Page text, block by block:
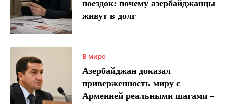
поездок: почему азербайджанцы
живут в долг
В мире
Азербайджан доказал
приверженность миру с
Арменией реальными шагами –